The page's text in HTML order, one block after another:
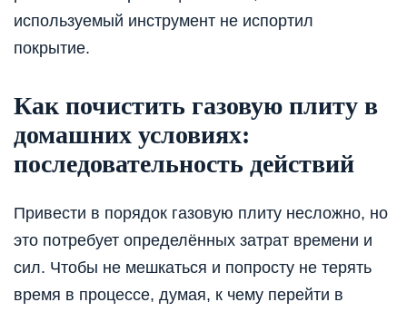
используемый инструмент не испортил
покрытие.
Как почистить газовую плиту в
домашних условиях:
последовательность действий
Привести в порядок газовую плиту несложно, но
это потребует определённых затрат времени и
сил. Чтобы не мешкаться и попросту не терять
время в процессе, думая, к чему перейти в